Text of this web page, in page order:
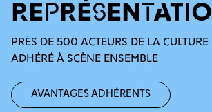
PRÈS DE 500 ACTEURS DE LA
ADHÉRÉ À SCÈNE ENSEMBLE
Avantages adhérents